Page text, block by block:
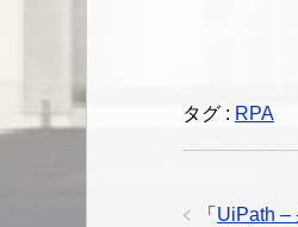
タグ : RPA
「 UiPath –